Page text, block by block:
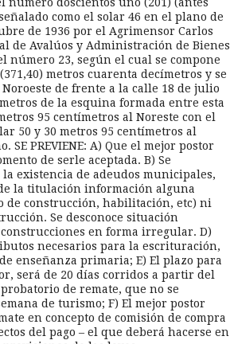
como el solar 46 en el plano de
de 1936 por el Agrimensor Carlos
de Avalúos y Administración de Bienes
número 23, según el cual se compone
metros cuarenta decímetros y se
de frente a la calle 18 de julio
de la esquina formada entre esta
95 centímetros al Noreste con el
50 y 30 metros 95 centímetros al
PREVIENE: A) Que el mejor postor
de serle aceptada. B) Se
existencia de adeudos municipales,
la titulación información alguna
de construcción, habilitación, etc) ni
Se desconoce situación
en forma irregular. D)
necesarios para la escrituración,
enseñanza primaria; E) El plazo para
será de 20 días corridos a partir del
de remate, que no se
de turismo; F) El mejor postor
en concepto de comisión de compra
del pago – el que deberá hacerse en